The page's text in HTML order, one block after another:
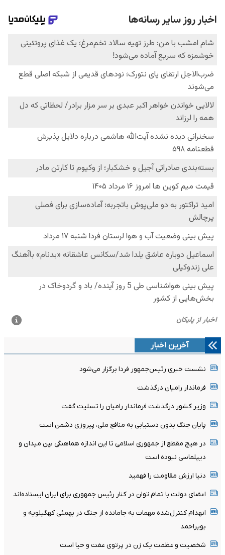
آخرین اخبار
نشست خبری رئیس‌جمهور فردا برگزار می‌شود
فرماندار رامیان درگذشت
وزیر کشور درگذشت فرماندار رامیان را تسلیت گفت
پایان جنگ بدون دستیابی به منافع ملی، پیروزی دشمن است
در هیچ مقطع از جمهوری اسلامی تا این اندازه هماهنگی بین میدان و
دیپلماسی نبوده است
دنیا ارزش مقاومت را فهمید
اعضای دولت با تمام توان در کنار رئیس جمهوری برای ایران ایستاده‌اند
انهدام کنترل‌شده مهمات به‌ جامانده از جنگ در بهمئی کهگیلویه و
بویراحمد
شخصیت و عظمت یک زن در پرتوی عفت و حیا است